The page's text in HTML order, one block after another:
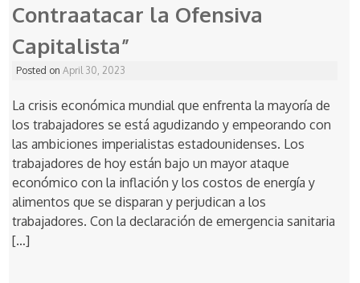
Contraatacar la Ofensiva
Capitalista”
Posted onApril 30, 2023
La crisis económica mundial que enfrenta la mayoría de
los trabajadores se está agudizando y empeorando con
las ambiciones imperialistas estadounidenses. Los
trabajadores de hoy están bajo un mayor ataque
económico con la inflación y los costos de energía y
alimentos que se disparan y perjudican a los
trabajadores. Con la declaración de emergencia sanitaria
[…]